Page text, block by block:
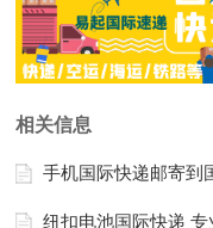
相关信息
手机国际快递邮寄到
纽扣电池国际快递